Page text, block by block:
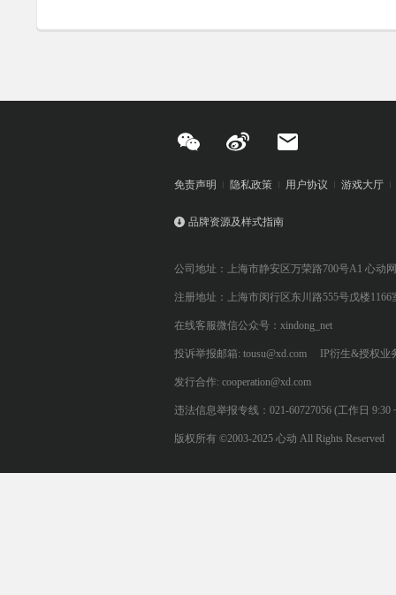
免责声明 隐私政策 用户协议 游戏大厅
品牌资源及样式指南
公司地址：上海市静安区万荣路700号A1 心动
注册地址：上海市闵行区东川路555号戊楼1166
在线客服微信公众号：xindong_net
投诉举报邮箱: tousu@xd.com IP衍生&授权业
发行合作: cooperation@xd.com
违法信息举报专线：021-60727056 (工作日 9:30
版权所有 ©2003-2025 心动 All Rights Reserved